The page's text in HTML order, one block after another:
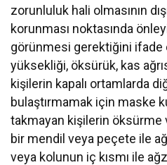
zorunluluk hali olmasının
korunması noktasında
görünmesi gerektiğini ifade
yüksekliği, öksürük, kas
kişilerin kapalı ortamlarda
bulaştırmamak için maske
takmayan kişilerin öksürme
bir mendil veya peçete ile
veya kolunun iç kısmı ile